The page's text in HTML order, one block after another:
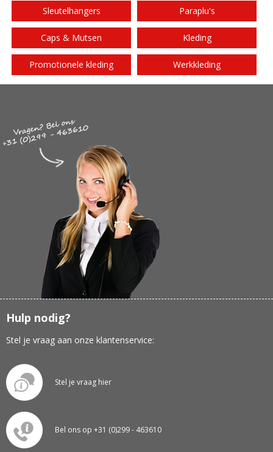
Sleutelhangers Paraplu's
Caps & Mutsen Kleding
Promotionele kleding Werkkleding
Hulp nodig?
Stel je vraag aan onze klantenservice:
Stel je vraag hier
Bel ons op +31 (0)299 - 463610